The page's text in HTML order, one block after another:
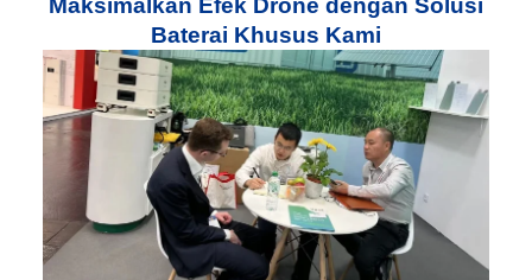
Maksimalkan Efek Drone dengan Solusi
Baterai Khusus Kami